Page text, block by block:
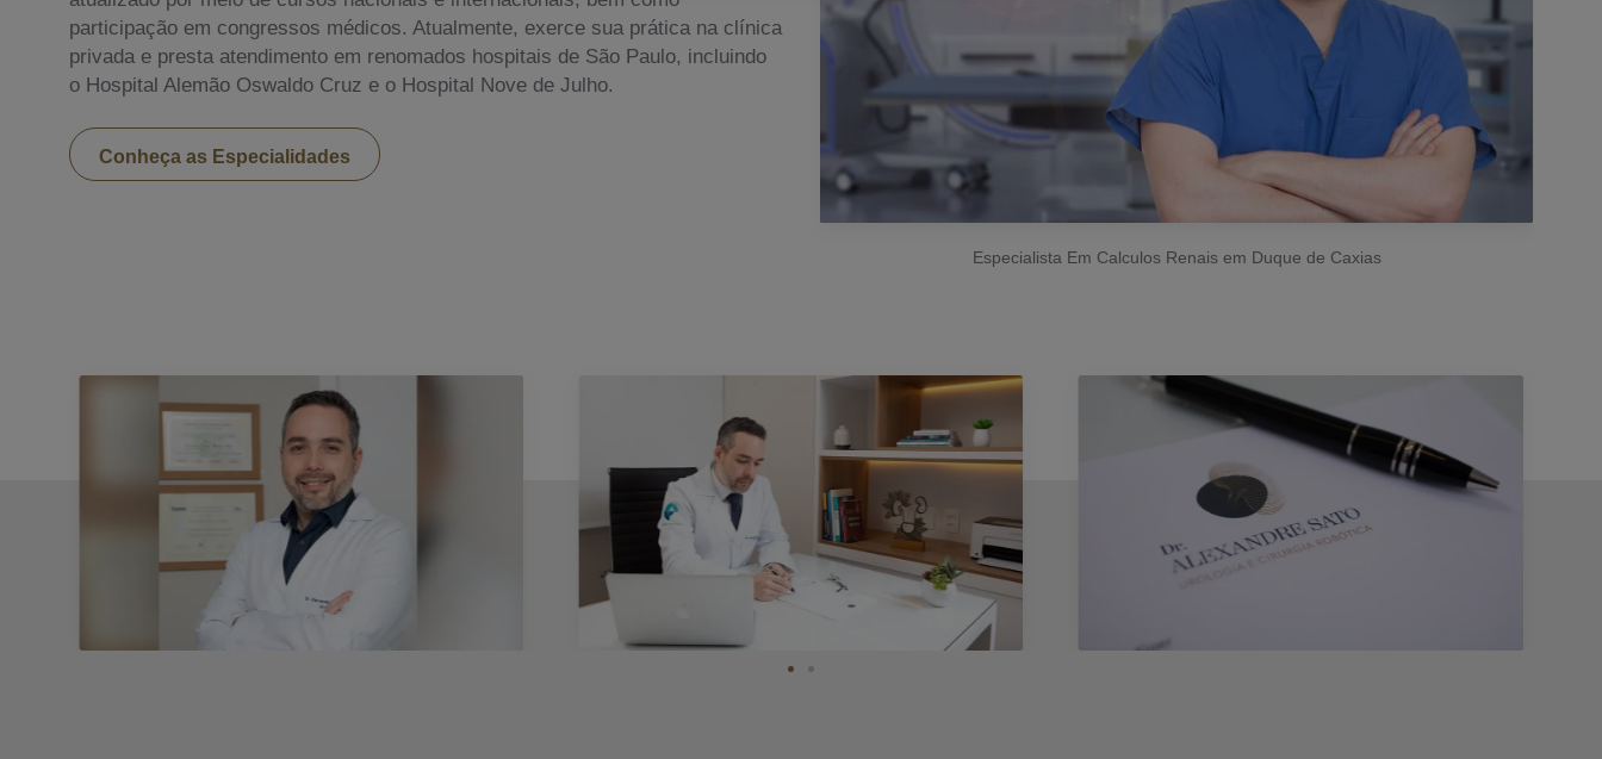
participação em congressos médicos. Atualmente, exerce sua prática na clínica
privada e presta atendimento em renomados hospitais de São Paulo, incluindo
o Hospital Alemão Oswaldo Cruz e o Hospital Nove de Julho.
Conheça as Especialidades
Especialista Em Calculos Renais em Duque de Caxias